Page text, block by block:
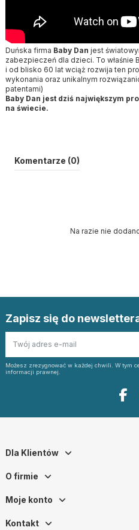
Duńska firma Baby Dan jest
zabezpieczeń dla dzieci. To właśnie
i od blisko 60 lat wciąż rozwija ten
wykonania oraz unikalnym
patentami)
Baby Dan jest dziś największym
na świecie.
Komentarze (0)
Na razie nie
Zapisz się do
Możesz zrezygnować w każdej chwili. W tym
informacji prawnej.
Dla Klientów
O firmie
Moje konto
Kontakt